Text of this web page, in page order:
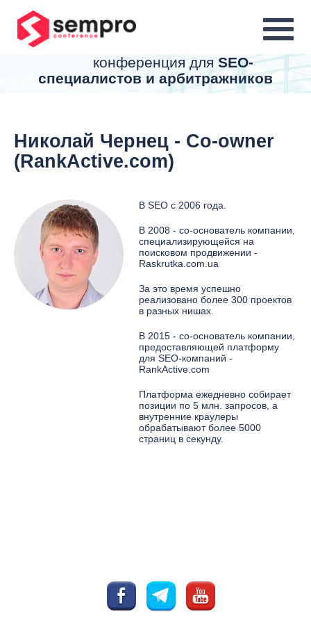
конференция для SEO-
специалистов и арбитражников
Николай Чернец - Co-owner
(RankActive.com)
В SEO с 2006 года.
В 2008 - со-основатель компании,
специализирующейся на
поисковом продвижении -
Raskrutka.com.ua
За это время успешно
реализовано более 300 проектов
в разных нишах.
В 2015 - со-основатель компании,
предоставляющей платформу
для SEO-компаний -
RankActive.com
Платформа ежедневно собирает
позиции по 5 млн. запросов, а
внутренние краулеры
обрабатывают более 5000
страниц в секунду.